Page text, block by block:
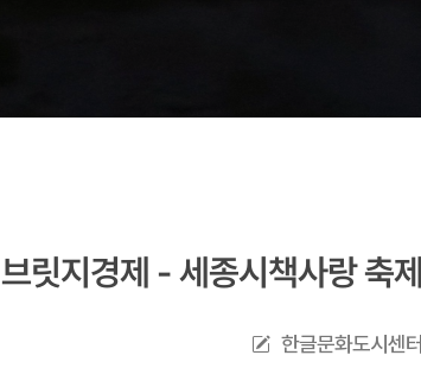
브릿지경제 - 세종시책사랑 축
한글문화도시센터